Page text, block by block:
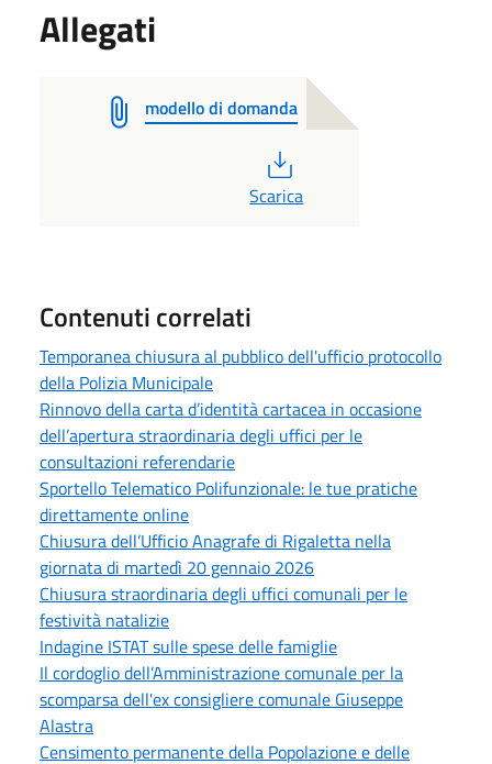
Allegati
modello di domanda
Scarica
Contenuti correlati
Temporanea chiusura al pubblico dell'ufficio protocollo
della Polizia Municipale
Rinnovo della carta d’identità cartacea in occasione
dell’apertura straordinaria degli uffici per le
consultazioni referendarie
Sportello Telematico Polifunzionale: le tue pratiche
direttamente online
Chiusura dell’Ufficio Anagrafe di Rigaletta nella
giornata di martedì 20 gennaio 2026
Chiusura straordinaria degli uffici comunali per le
festività natalizie
Indagine ISTAT sulle spese delle famiglie
Il cordoglio dell’Amministrazione comunale per la
scomparsa dell'ex consigliere comunale Giuseppe
Alastra
Censimento permanente della Popolazione e delle